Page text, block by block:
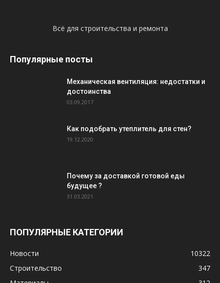
Всё для строительства и ремонта
Популярные посты
Механическая вентиляция: недостатки и
достоинства
03.09.2017
Как подобрать утеплитель для стен?
19.12.2020
Почему за доставкой готовой еды
будущее ?
31.03.2021
ПОПУЛЯРНЫЕ КАТЕГОРИИ
Новости
10322
Строительство
347